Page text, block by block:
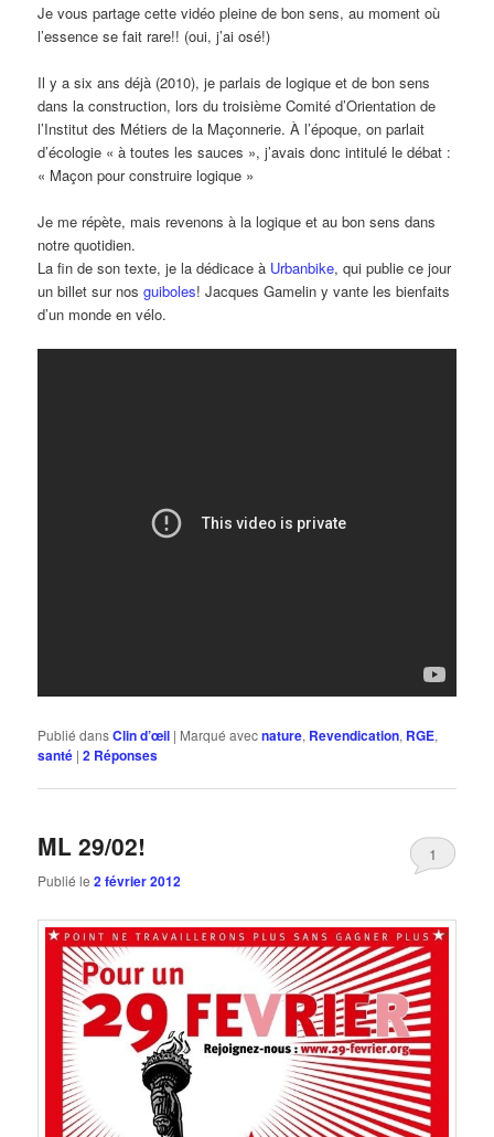
Je vous partage cette vidéo pleine de bon sens, au moment où
l’essence se fait rare!! (oui, j’ai osé!)
Il y a six ans déjà (2010), je parlais de logique et de bon sens
dans la construction, lors du troisième Comité d’Orientation de
l’Institut des Métiers de la Maçonnerie. À l’époque, on parlait
d’écologie « à toutes les sauces », j’avais donc intitulé le débat :
« Maçon pour construire logique »
Je me répète, mais revenons à la logique et au bon sens dans
notre quotidien.
La fin de son texte, je la dédicace à Urbanbike, qui publie ce jour
un billet sur nosguiboles! Jacques Gamelin y vante les bienfaits
d’un monde en vélo.
Publié dansClin d’œil | Marqué avecnature, Revendication, RGE,
santé |2 Réponses
ML 29/02!
Publié le2 février 2012
1